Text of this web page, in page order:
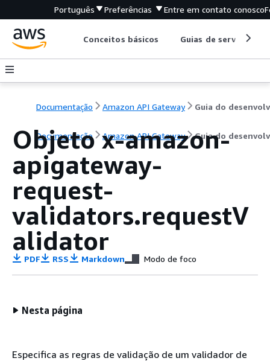
Português Preferências Entre em contato conosco
Conceitos básicos Guias de serviço
Documentação Amazon API Gateway
Documentação Amazon API Gateway Guia do
Objeto x-amazon-
apigateway-
request-
validators.requestV
alidator
PDF RSS Markdown Modo de foco
Nesta página
Especifica as regras de validação de um validador de